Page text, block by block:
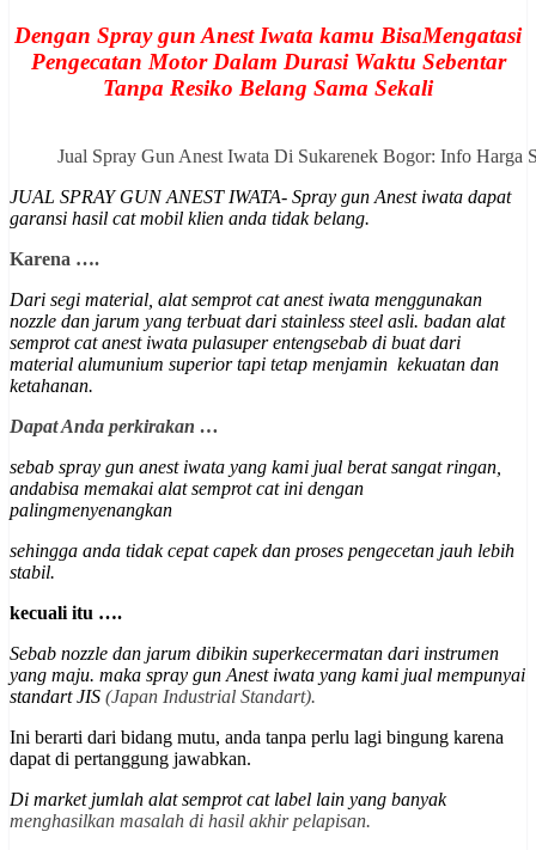
Dengan Spray gun Anest Iwata kamu BisaMengatasi
Pengecatan Motor Dalam Durasi Waktu Sebentar
Tanpa Resiko Belang Sama Sekali
Jual Spray Gun Anest Iwata Di Sukarenek Bogor: Info
JUAL SPRAY GUN ANEST IWATA- Spray gun Anest iwata dapat
garansi hasil cat mobil klien anda tidak belang.
Karena ….
Dari segi material, alat semprot cat anest iwata menggunakan
nozzle dan jarum yang terbuat dari stainless steel asli. badan alat
semprot cat anest iwata pulasuper entengsebab di buat dari
material alumunium superiortapi tetap menjamin kekuatan dan
ketahanan.
Dapat Anda perkirakan …
sebab spray gun anest iwata yang kami jual berat sangat ringan,
andabisa memakai alat semprot cat ini dengan
palingmenyenangkan
sehingga anda tidak cepat capek dan proses pengecetan jauh lebih
stabil.
kecuali itu ….
Sebab nozzle dan jarum dibikin superkecermatan dari instrumen
yang maju. maka spray gun Anest iwata yang kami jual mempunyai
standart JIS (Japan Industrial Standart).
Ini berarti dari bidang mutu, anda tanpa perlu lagi bingung karena
dapat di pertanggung jawabkan.
Di market jumlah alat semprot cat label lain yang banyak
menghasilkan masalah di hasil akhir pelapisan.